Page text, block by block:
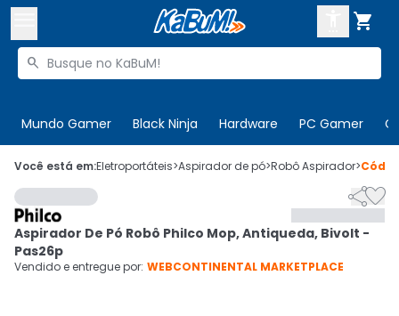

Buscar produtos

Mundo Gamer Black Ninja Hardware PC Gamer
 Olá. Acesse sua conta
 Departamentos
 Cupons
CADASTRE-SE
Você está em:Eletroportáteis>Aspirador de pó>Robô Aspirador>

Aspirador De Pó Robô Philco Mop, Antiqueda, Bivolt -
Pas26p
Vendido e entregue por: WEBCONTINENTAL MARKETPLACE